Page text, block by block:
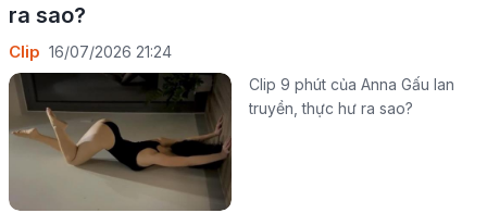
ra sao?
Clip 16/07/2026 21:24
Clip 9 phút của Anna Gấu lan
truyền, thực hư ra sao?